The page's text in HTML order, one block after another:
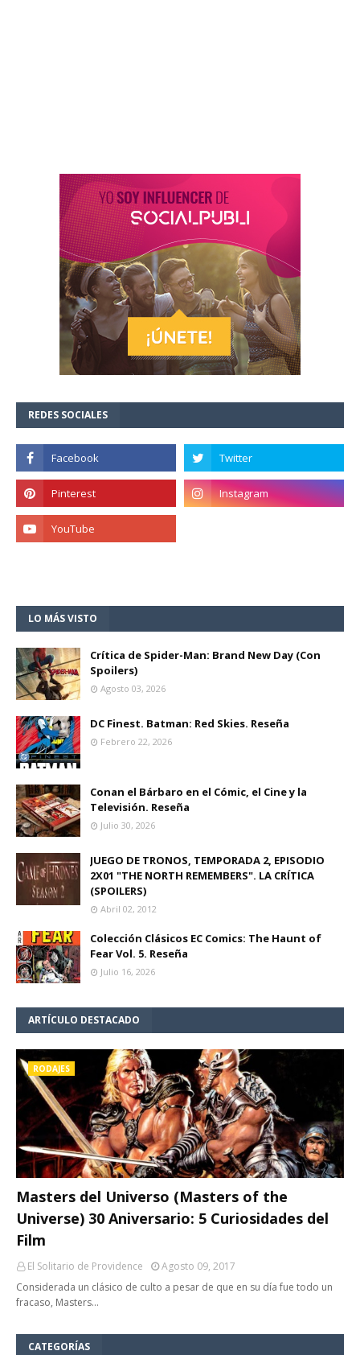
REDES SOCIALES
LO MÁS VISTO
Crítica de Spider-Man: Brand New Day (Con
Spoilers)
Agosto 03, 2026
DC Finest. Batman: Red Skies. Reseña
Febrero 22, 2026
Conan el Bárbaro en el Cómic, el Cine y la
Televisión. Reseña
Julio 30, 2026
JUEGO DE TRONOS, TEMPORADA 2, EPISODIO
2X01 "THE NORTH REMEMBERS". LA CRÍTICA
(SPOILERS)
Abril 02, 2012
Colección Clásicos EC Comics: The Haunt of
Fear Vol. 5. Reseña
Julio 16, 2026
ARTÍCULO DESTACADO
RODAJES
Masters del Universo (Masters of the
Universe) 30 Aniversario: 5 Curiosidades del
Film
El Solitario de Providence
Agosto 09, 2017
Considerada un clásico de culto a pesar de que en su día fue todo un
fracaso, Masters…
CATEGORÍAS